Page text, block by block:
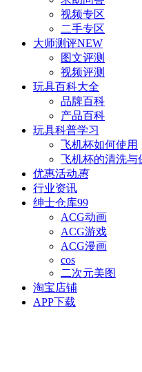
视频专区
二手专区
大师测评NEW
图文评测
视频评测
玩具百科大全
品牌百科
产品百科
玩具科普学习
飞机杯如何使用
飞机杯的清洗与
优惠活动惠
行业资讯
绅士仓库99
ACG动画
ACG游戏
ACG漫画
cos
二次元美图
淘宝店铺
APP下载